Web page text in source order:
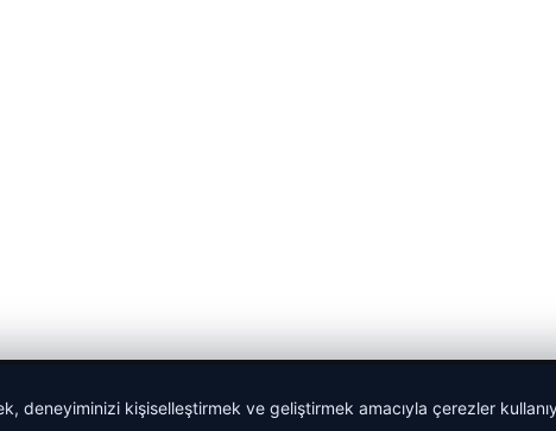
deneyiminizi kişiselleştirmek ve geliştirmek amacıyla çerezler